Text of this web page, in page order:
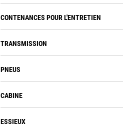
CONTENANCES POUR L'ENTRETIEN
TRANSMISSION
PNEUS
CABINE
ESSIEUX